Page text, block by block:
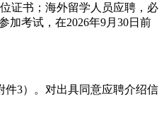
证书；海外留学人员应聘，必
加考试，在2026年9月30日前
3）。对出具同意应聘介绍信